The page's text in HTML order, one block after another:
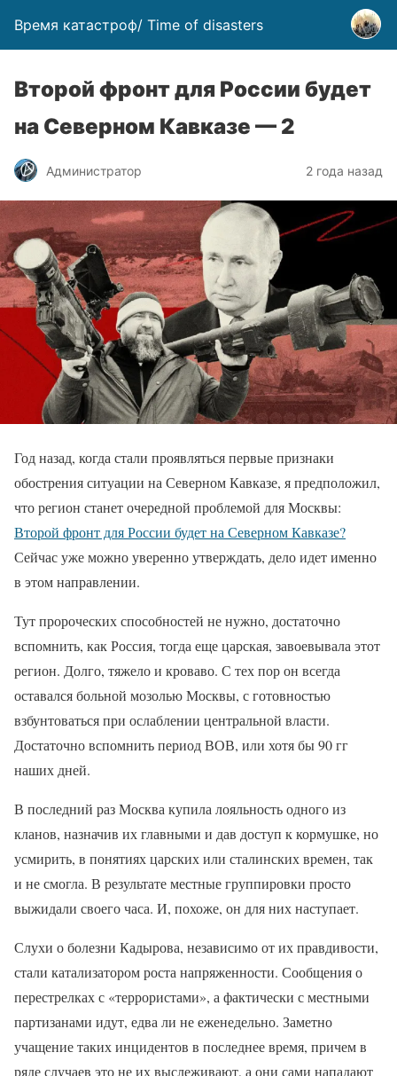
Время катастроф/ Time of disasters
Второй фронт для России будет
на Северном Кавказе — 2
Администратор 2 года назад
Год назад, когда стали проявляться первые признаки
обострения ситуации на Северном Кавказе, я предположил,
что регион станет очередной проблемой для Москвы:
Второй фронт для России будет на Северном Кавказе?
Сейчас уже можно уверенно утверждать, дело идет именно
в этом направлении.
Тут пророческих способностей не нужно, достаточно
вспомнить, как Россия, тогда еще царская, завоевывала этот
регион. Долго, тяжело и кроваво. С тех пор он всегда
оставался больной мозолью Москвы, с готовностью
взбунтоваться при ослаблении центральной власти.
Достаточно вспомнить период ВОВ, или хотя бы 90 гг
наших дней.
В последний раз Москва купила лояльность одного из
кланов, назначив их главными и дав доступ к кормушке, но
усмирить, в понятиях царских или сталинских времен, так
и не смогла. В результате местные группировки просто
выжидали своего часа. И, похоже, он для них наступает.
Слухи о болезни Кадырова, независимо от их правдивости,
стали катализатором роста напряженности. Сообщения о
перестрелках с «террористами», а фактически с местными
партизанами идут, едва ли не еженедельно. Заметно
учащение таких инцидентов в последнее время, причем в
ряде случаев это не их выслеживают, а они сами нападают